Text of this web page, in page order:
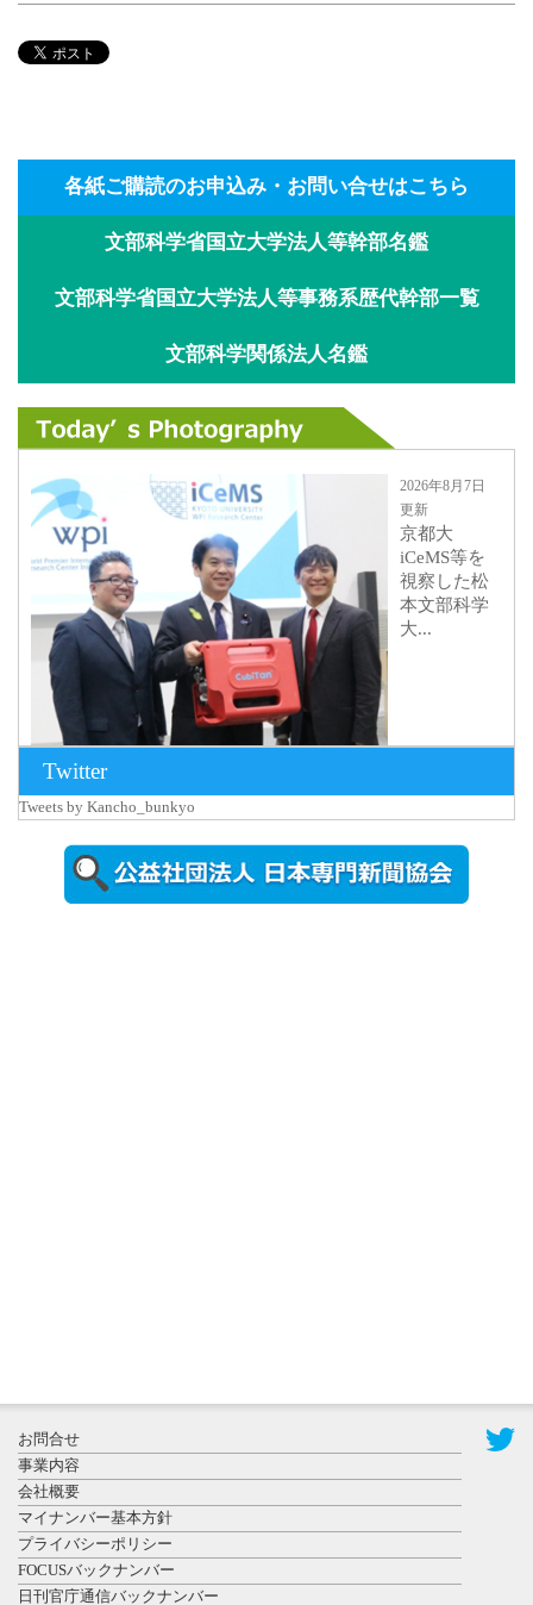
各紙ご購読のお申込み・お問い合せはこちら
文部科学省国立大学法人等幹部名鑑
文部科学省国立大学法人等事務系歴代幹部一覧
文部科学関係法人名鑑
2026年8月7日
更新
京都大
iCeMS等を
視察した松
本文部科学
大...
2026年8月5日
更新
農工大で大
登録有形文
化財となっ
た東北大植
物園八...
Twitter
Tweets by Kancho_bunkyo
お問合せ
事業内容
会社概要
マイナンバー基本方針
プライバシーポリシー
FOCUSバックナンバー
日刊官庁通信バックナンバー